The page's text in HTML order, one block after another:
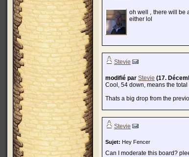
oh well , there will be
either lol
Stevie
modifié par Stevie (17.
Cool, 54 down, means the
Thats a big drop from the
Stevie
Sujet: Hey Fencer
Can I moderate this board?